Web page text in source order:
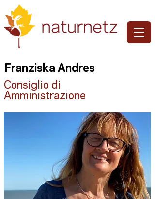
Franziska Andres
Consiglio di
Amministrazione